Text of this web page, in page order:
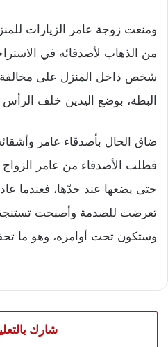
ومنعت زوجة عامر الزيارات
من الذهاب لأصدقائه في
شخص داخل المنزل على مخالفة
البطة، بوضع اليدين خلف
ضاق الحال بأصدقاء عامر
فطلب الأصدقاء من عامر الزواج
حتى يضعها عند حدّها، فعندما عاد
تعرضت للصدمة وأصبحت تستنجد
وستكون تحت أوامره، وهو ما
شارك